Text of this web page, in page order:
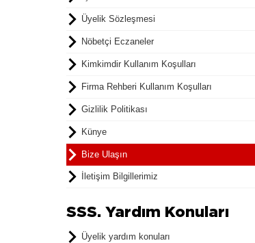
Üyelik Sözleşmesi
Nöbetçi Eczaneler
Kimkimdir Kullanım Koşulları
Firma Rehberi Kullanım Koşulları
Gizlilik Politikası
Künye
Bize Ulaşın
İletişim Bilgillerimiz
SSS. Yardım Konuları
Üyelik yardım konuları